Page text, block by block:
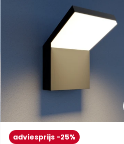
adviesprijs -25%